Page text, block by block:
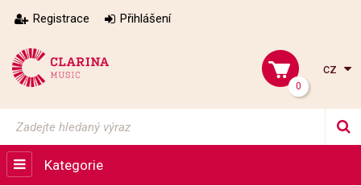
Registrace Přihlášení
0
cz
Kategorie